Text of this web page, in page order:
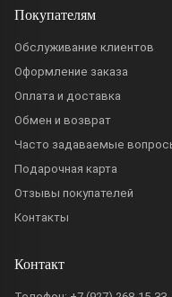
Покупателям
Обслуживание клиентов
Оформление заказа
Оплата и доставка
Обмен и возврат
Часто задаваемые
Подарочная карта
Отзывы покупателей
Контакты
Контакт